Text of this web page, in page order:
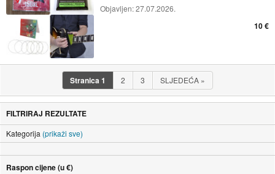
Objavljen:27.07.2026.
10 €
Stranica1 2 3 SLJEDEĆA »
FILTRIRAJ REZULTATE
Kategorija (prikaži sve)
Raspon cijene (u €)